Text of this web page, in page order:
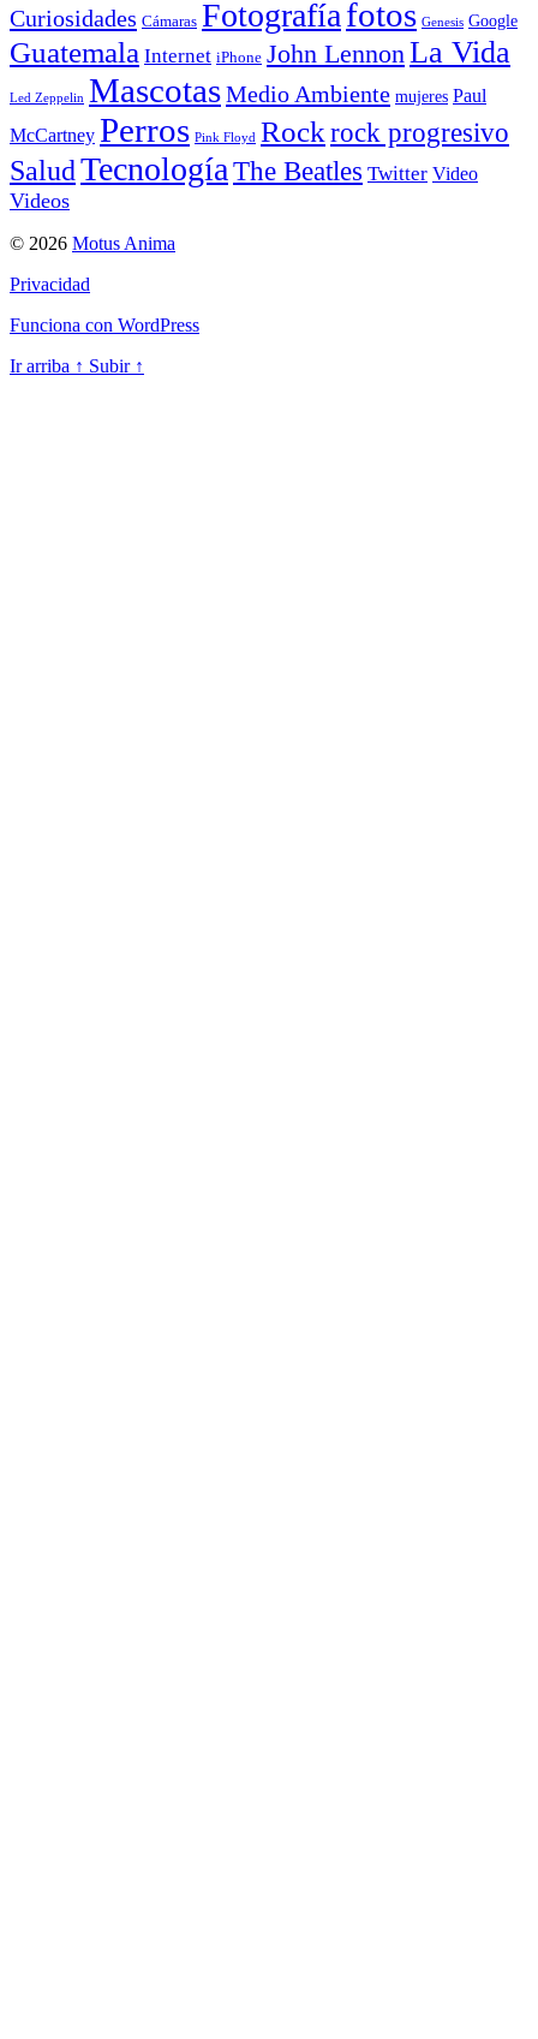
Curiosidades Cámaras Fotografíafotos Genesis Google
Guatemala Internet iPhone John LennonLa Vida
Led Zeppelin MascotasMedio Ambiente mujeres Paul
McCartney Perros Pink Floyd Rockrock progresivo
SaludTecnologíaThe Beatles Twitter Video
Videos
© 2026 Motus Anima
Privacidad
Funciona con WordPress
Ir arriba ↑ Subir ↑